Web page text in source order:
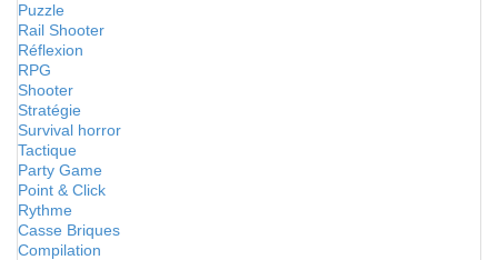
Puzzle
Rail Shooter
Réflexion
RPG
Shooter
Stratégie
Survival horror
Tactique
Party Game
Point & Click
Rythme
Casse Briques
Compilation